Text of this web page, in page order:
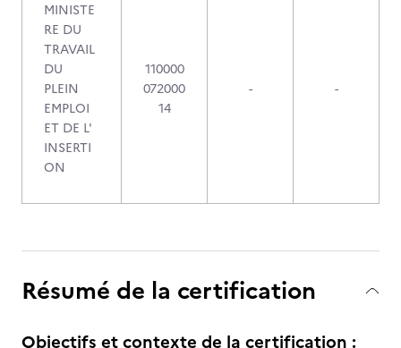
MINISTE
RE DU
TRAVAIL
DU
PLEIN
EMPLOI
ET DE L'
INSERTI
ON
110000
072000
14
- -
Résumé de la certification
Objectifs et contexte de la certification :